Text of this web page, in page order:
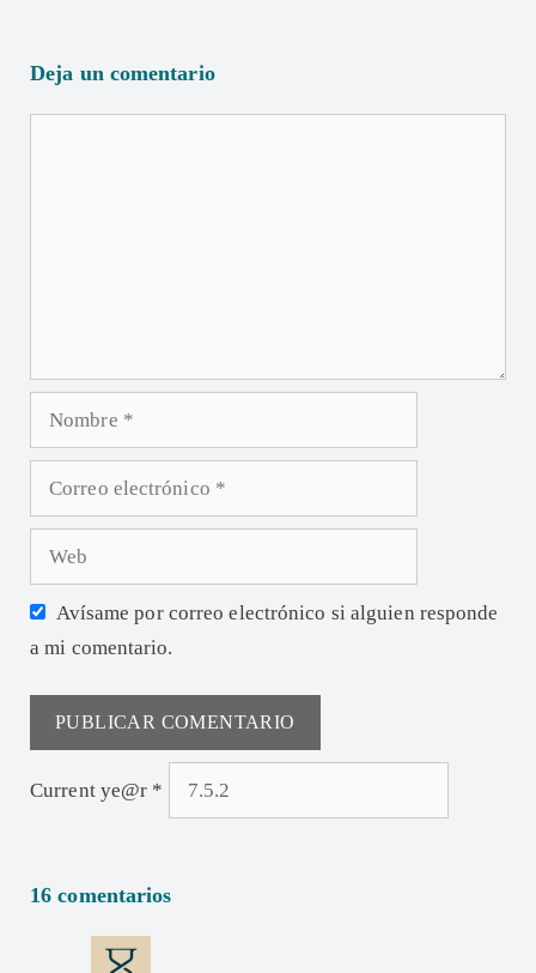
Deja un comentario
Avísame por correo electrónico si alguien responde
a mi comentario.
Current ye@r *
16 comentarios